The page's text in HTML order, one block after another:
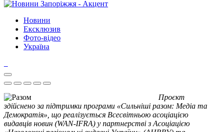
Новини
Ексклюзив
Фото-відео
Україна
Проєкт
здійснено за підтримки програми «Сильніші разом: Медіа та
Демократія», що реалізується Всесвітньою асоціацією
видавців новин (WAN-IFRA) у партнерстві з Асоціацією